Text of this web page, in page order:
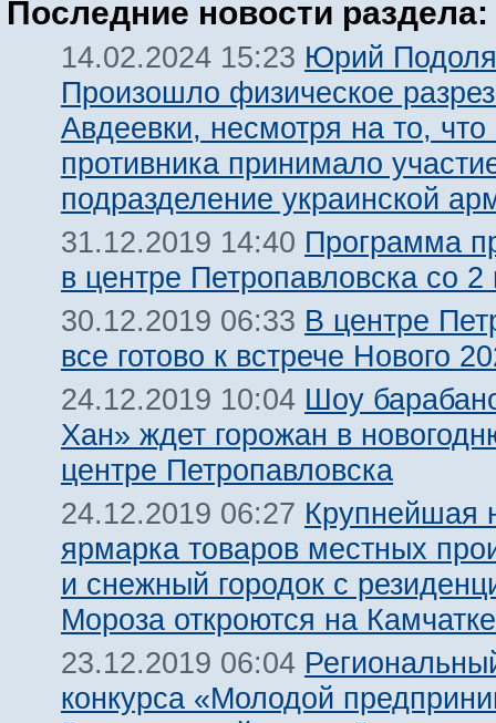
Последние новости раздела:
14.02.2024 15:23 Юрий
Произошло физическое
Авдеевки, несмотря на то, что
противника принимало
подразделение украинской
31.12.2019 14:40 Программа
в центре Петропавловска со
30.12.2019 06:33 В центре
все готово к встрече Нового
24.12.2019 10:04 Шоу
Хан» ждет горожан в
центре Петропавловска
24.12.2019 06:27 Крупнейшая
ярмарка товаров местных
и снежный городок с
Мороза откроются на Камчатке
23.12.2019 06:04
конкурса «Молодой